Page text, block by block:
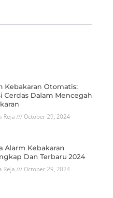
Kebakaran Otomatis:
Cerdas Dalam Mencegah
Reja October 29, 2024
Alarm Kebakaran
Dan Terbaru 2024
Reja October 29, 2024